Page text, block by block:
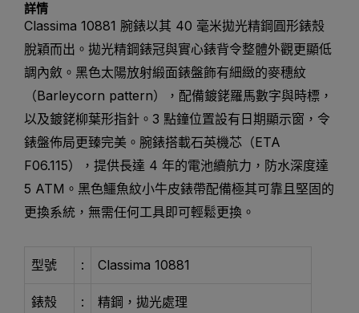
詳情
Classima 10881 腕錶以其 40 毫米拋光精鋼圓形錶殼
脫穎而出。拋光精鋼錶冠與實心錶背令整體外觀更顯低
調內斂。黑色太陽放射緞面錶盤飾有細緻的麥穗紋
（Barleycorn pattern），配備鍍銠羅馬數字與時標，
以及鍍銠柳葉形指針。3 點鐘位置設有日期顯示窗，令
錶盤佈局更臻完美。腕錶搭載石英機芯（ETA
F06.115），提供長達 4 年的電池續航力，防水深度達
5 ATM。黑色鱷魚紋小牛皮錶帶配備極其可靠且堅固的
更換系統，無需任何工具即可輕鬆更換。
型號 : Classima 10881
錶殼 : 精鋼，拋光處理